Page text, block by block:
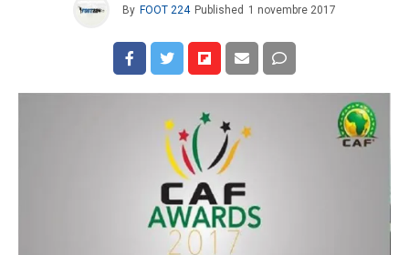
By FOOT 224 Published 1 novembre 2017